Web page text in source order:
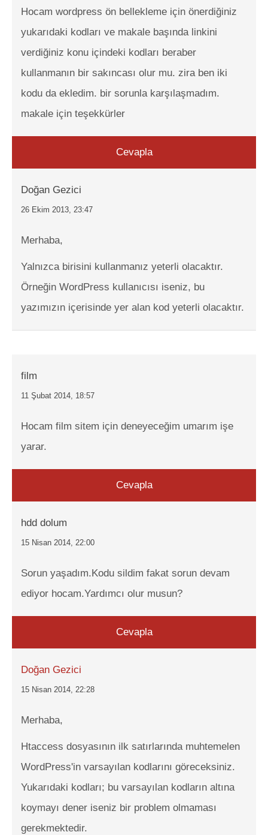
Hocam wordpress ön bellekleme için önerdiğiniz
yukarıdaki kodları ve makale başında linkini
verdiğiniz konu içindeki kodları beraber
kullanmanın bir sakıncası olur mu. zira ben iki
kodu da ekledim. bir sorunla karşılaşmadım.
makale için teşekkürler
Cevapla
Doğan Gezici
26 Ekim 2013, 23:47
Merhaba,
Yalnızca birisini kullanmanız yeterli olacaktır.
Örneğin WordPress kullanıcısı iseniz, bu
yazımızın içerisinde yer alan kod yeterli olacaktır.
film
11 Şubat 2014, 18:57
Hocam film sitem için deneyeceğim umarım işe
yarar.
Cevapla
hdd dolum
15 Nisan 2014, 22:00
Sorun yaşadım.Kodu sildim fakat sorun devam
ediyor hocam.Yardımcı olur musun?
Cevapla
Doğan Gezici
15 Nisan 2014, 22:28
Merhaba,
Htaccess dosyasının ilk satırlarında muhtemelen
WordPress'in varsayılan kodlarını göreceksiniz.
Yukarıdaki kodları; bu varsayılan kodların altına
koymayı dener iseniz bir problem olmaması
gerekmektedir.